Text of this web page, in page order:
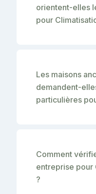
orientent-elles
pour
Les maisons
demandent-
particulières
Comment
entreprise pour
?